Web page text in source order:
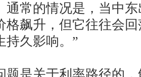
通常的情况是，当中
格飙升，但它往往会
持久影响。”